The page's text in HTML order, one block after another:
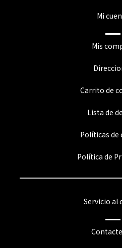
Mi
Mis
Carrito de
Lista de
Políticas de
Política de
Servicio al